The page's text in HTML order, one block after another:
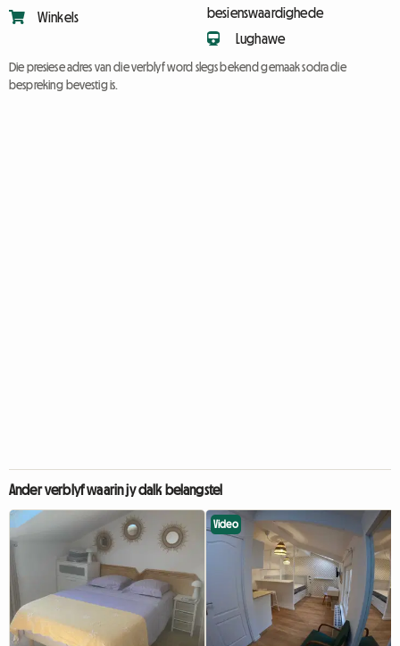
Winkels
besienswaardighede
Lughawe
Die presiese adres van die verblyf word slegs bekend gemaak sodra die
bespreking bevestig is.
Ander verblyf waarin jy dalk belangstel
Video